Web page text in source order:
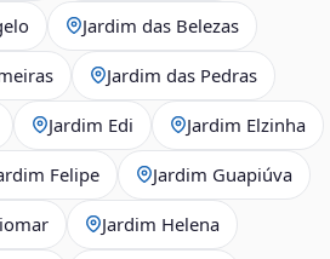
Jardim das Belezas
Jardim das Pedras
Jardim Edi Jardim Elzinha
Felipe Jardim Guapiúva
Jardim Helena